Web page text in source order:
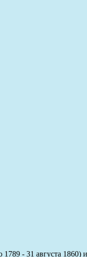
1789 - 31 августа